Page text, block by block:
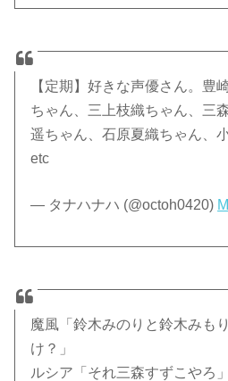
【定期】好きな声優さん。豊
ちゃん、三上枝織ちゃん、三
遥ちゃん、石原夏織ちゃん、
etc
— タナハナハ (@octoh0420)
魔風「鈴木みのりと鈴木みも
け？」
ルシア「それ三森すずこやろ」